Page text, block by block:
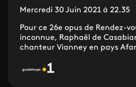
Mercredi 30 Juin 2021 à 22.35
Pour ce 26e opus de Rendez-
inconnue, Raphaël de
chanteur Vianney en pays